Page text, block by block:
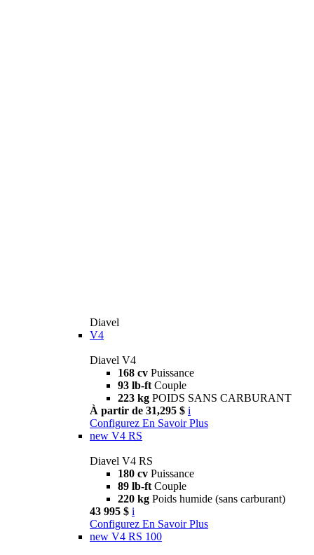
Diavel
V4
Diavel V4
168 cv Puissance
93 lb-ft Couple
223 kg POIDS SANS CARBURANT
À partir de 31,295 $ i
Configurez En Savoir Plus
new V4 RS
Diavel V4 RS
180 cv Puissance
89 lb-ft Couple
220 kg Poids humide (sans carburant)
43 995 $ i
Configurez En Savoir Plus
new V4 RS 100